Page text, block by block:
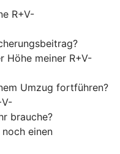
R+V-
Höhe meiner R+V-
Umzug fortführen?
brauche?
einen